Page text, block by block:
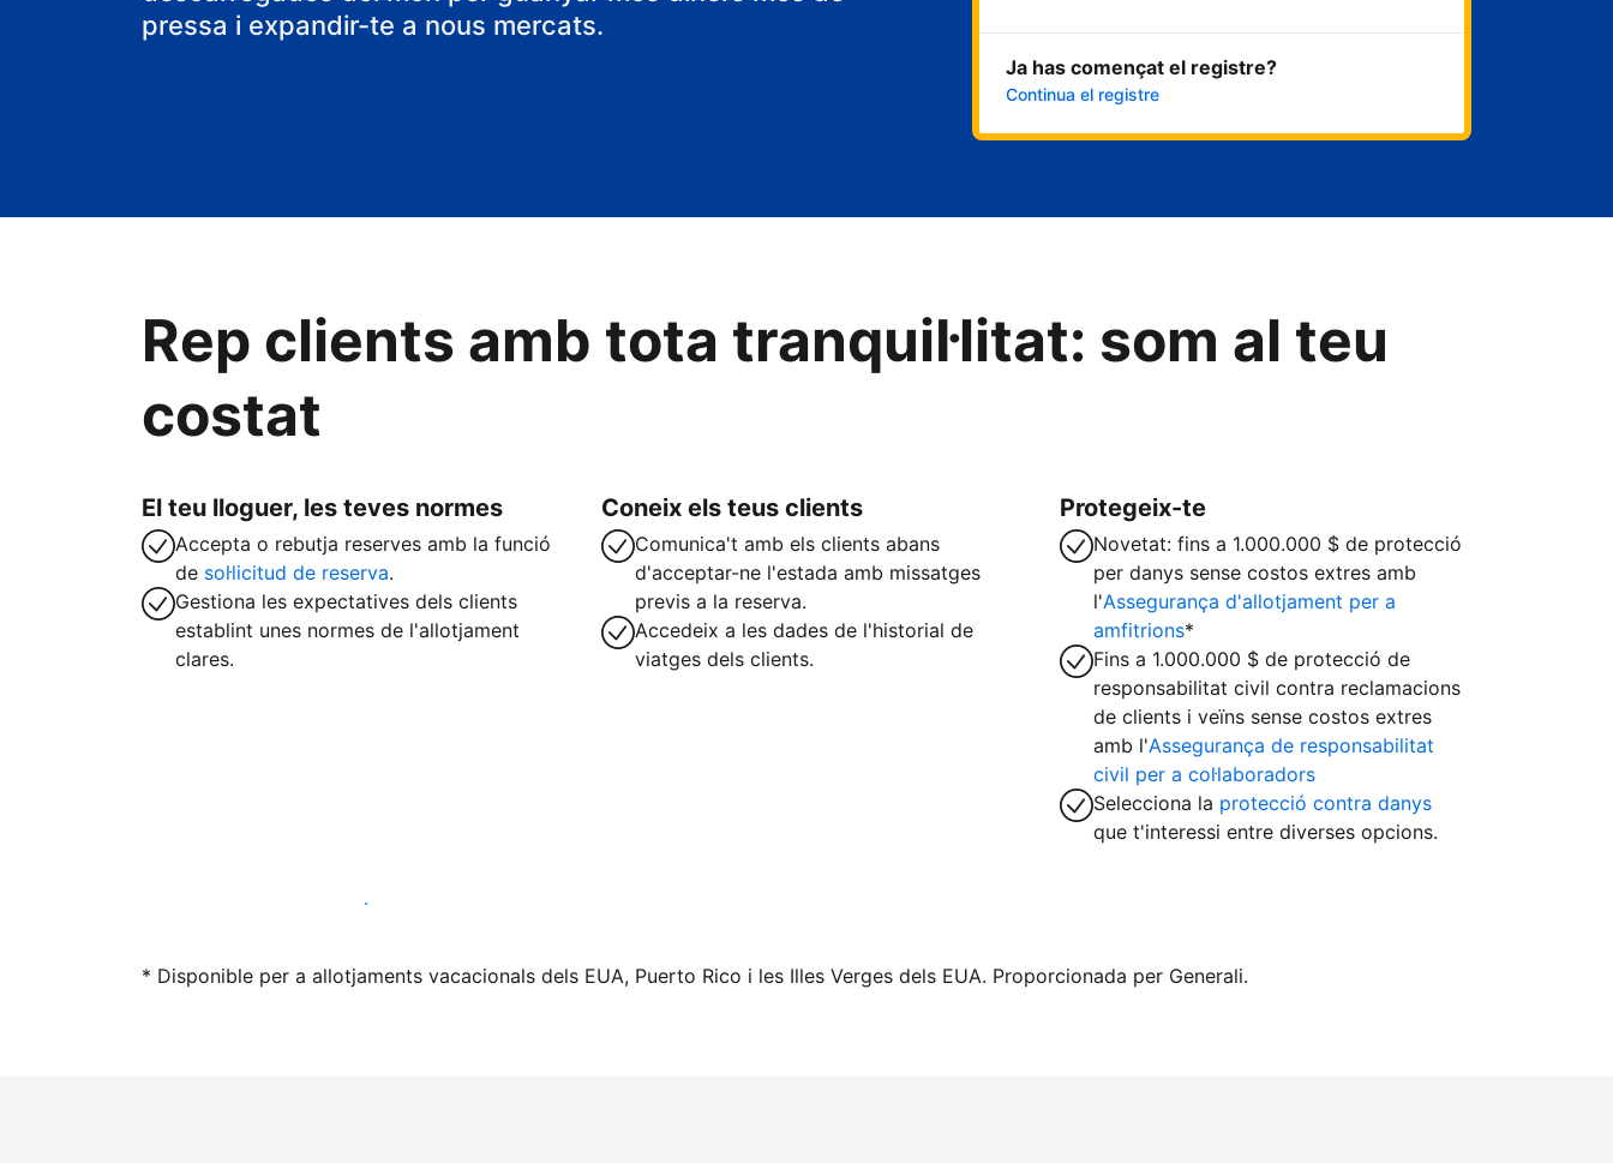
pressa i expandir-te a nous mercats.
Ja has començat el registre?
Continua el registre
Rep clients amb tota tranquil·litat: som al teu
costat
El teu lloguer, les teves normes
Accepta o rebutja reserves amb la funció
de sol·licitud de reserva.
Gestiona les expectatives dels clients
establint unes normes de l'allotjament
clares.
Coneix els teus clients
Comunica't amb els clients abans
d'acceptar-ne l'estada amb missatges
previs a la reserva.
Accedeix a les dades de l'historial de
viatges dels clients.
Protegeix-te
Novetat: fins a 1.000.000 $ de protecció
per danys sense costos extres amb
l'Assegurança d'allotjament per a
amfitrions*
Fins a 1.000.000 $ de protecció de
responsabilitat civil contra reclamacions
de clients i veïns sense costos extres
amb l'Assegurança de responsabilitat
civil per a col·laboradors
Selecciona la protecció contra danys
que t'interessi entre diverses opcions.
Lloga l'allotjament amb nosaltres avui mateix
* Disponible per a allotjaments vacacionals dels EUA, Puerto Rico i les Illes Verges dels EUA. Proporcionada per Generali.